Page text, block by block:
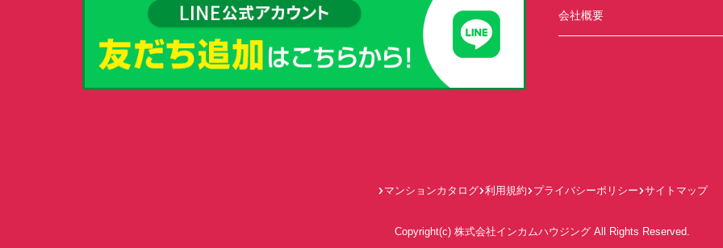
会社概要
マンションカタログ 利用規約 プライバシーポリシー サイトマップ
Copyright(c) 株式会社インカムハウジング All Rights Reserved.